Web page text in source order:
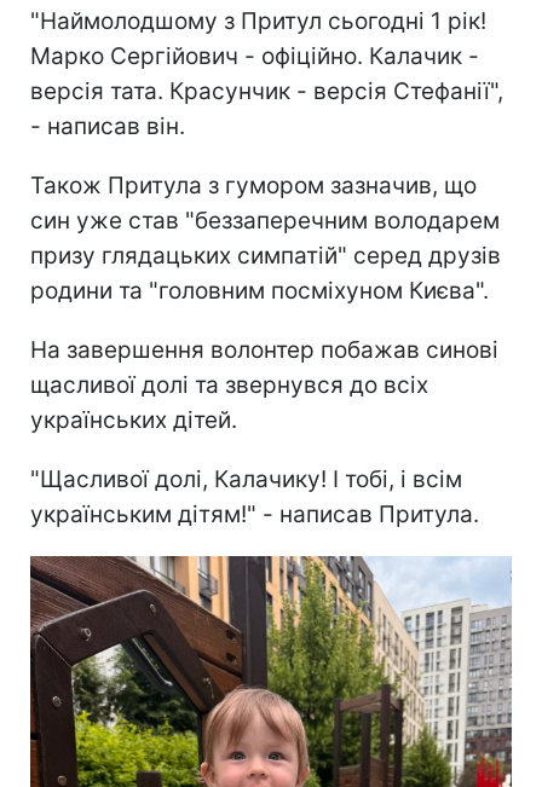
"Наймолодшому з Притул сьогодні 1 рік!
Марко Сергійович - офіційно. Калачик -
версія тата. Красунчик - версія Стефанії",
- написав він.
Також Притула з гумором зазначив, що
син уже став "беззаперечним володарем
призу глядацьких симпатій" серед друзів
родини та "головним посміхуном Києва".
На завершення волонтер побажав синові
щасливої долі та звернувся до всіх
українських дітей.
"Щасливої долі, Калачику! І тобі, і всім
українським дітям!" - написав Притула.